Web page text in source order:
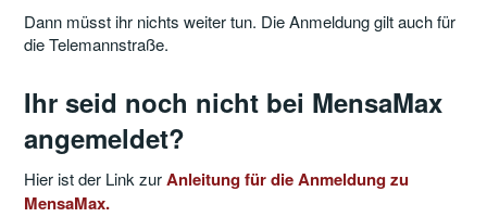
Dann müsst ihr nichts weiter tun. Die Anmeldung gilt auch für
die Telemannstraße.
Ihr seid noch nicht bei MensaMax
angemeldet?
Hier ist der Link zurAnleitung für die Anmeldung zu
MensaMax.